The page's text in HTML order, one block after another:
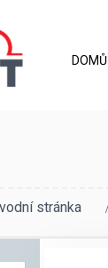
DOMŮ
stránka